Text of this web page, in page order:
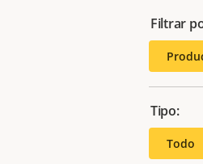
Filtrar
Tipo:
Todo